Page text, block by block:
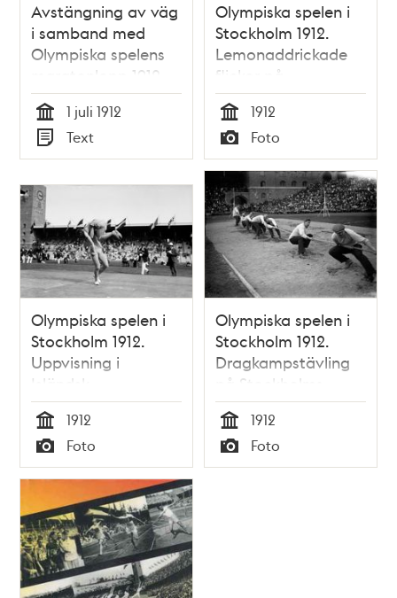
Avstängning av väg
i samband med
Olympiska spelens
maratonlopp 1912
Tid
1 juli 1912
Typ
Text
Olympiska spelen i
Stockholm 1912.
Lemonaddrickade
flickor på
publikläktaren.
Tid
1912
Typ
Foto
Olympiska spelen i
Stockholm 1912.
Uppvisning i
Isländsk
Glimabrottning.
Tid
1912
Typ
Foto
Olympiska spelen i
Stockholm 1912.
Dragkampstävling
på Stockholms
Stadion.
Tid
1912
Typ
Foto